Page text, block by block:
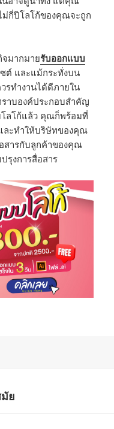
ม่กี่ปีโลโก้ของคุณจะถูก
จมากมายรับออกแบบ
ต์ และแม้กระทั่งบน
ทำงานได้ดีภายใน
าบองค์ประกอบสำคัญ
ลโก้แล้ว คุณก็พร้อมที่
ละทำให้บริษัทของคุณ
สารกับลูกค้าของคุณ
รุงการสื่อสาร
ย